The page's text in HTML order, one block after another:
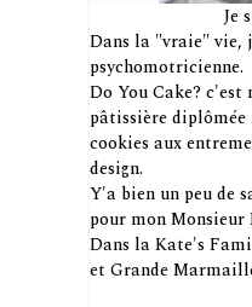
Je
Dans la "vraie" vie,
psychomotricienne.
Do You Cake?
pâtissière diplômée
cookies aux
design.
Y'a bien un peu de
pour mon Monsieur
Dans la Kate's
et Grande